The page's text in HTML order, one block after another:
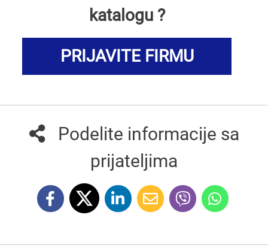
katalogu ?
PRIJAVITE FIRMU
Podelite informacije sa
prijateljima